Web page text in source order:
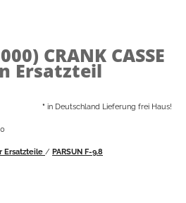
CRANK CASSE
Ersatzteil
* in Deutschland Lieferung frei Haus!
Ersatzteile / PARSUN F-9.8